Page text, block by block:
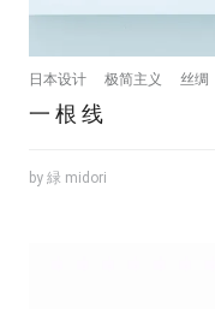
日本设计 极简主义 丝绸
一 根 线
by 緑 midori